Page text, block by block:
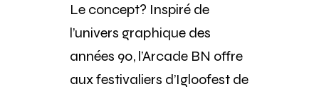
Le concept? Inspiré de
l’univers graphique des
années 90, l’Arcade BN offre
aux festivaliers d’Igloofest de